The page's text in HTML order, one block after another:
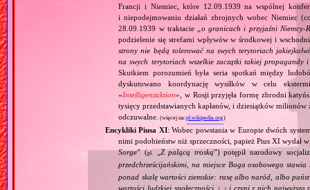
Francji i Niemiec, które 12.09.1939 na wspólnej
i niepodejmowaniu działań zbrojnych wobec Niemiec
28.09.1939 w traktacie „ o granicach i przyjaźni
podzielenie się strefami wpływów w środkowej i
strony nie będą tolerować na swych terytoriach
na swych terytoriach wszelkie zaczątki takiej
Skutkiem porozumień była seria spotkań między
dyskutowano koordynację wysiłków w celu
«Intelligenzaktion», w Rosji przyjęła formę zbrodni
tysięcy przedstawianych kapłanów, i dziesiątków
odczuwalne. (więcej na:pl.wikipedia.org)
Encykliki Piusa XI: Wobec powstania w Europie dwóch
nimi podobieństw niż sprzeczności, papież Pius XI
Sorge” (pl. „ Z palącą troską”) potępił narodowy
przedchrześcijańskimi, na miejsce Boga osobowego
ponad skalę wartości ziemskie: rasę albo naród, albo
wartości ludzkiej społeczności,[…] i czyni z nich najwyższą